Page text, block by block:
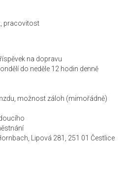
pracovitost
na dopravu
do neděle 12 hodin denně
možnost záloh (mimořádně)
Lipová 281, 251 01 Čestlice